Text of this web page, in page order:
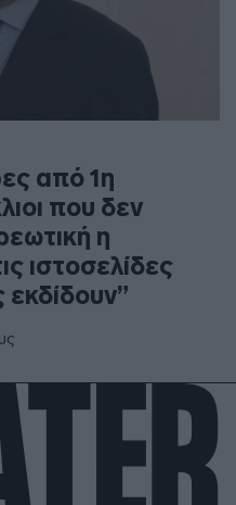
από 1η
που δεν
η
ιστοσελίδες